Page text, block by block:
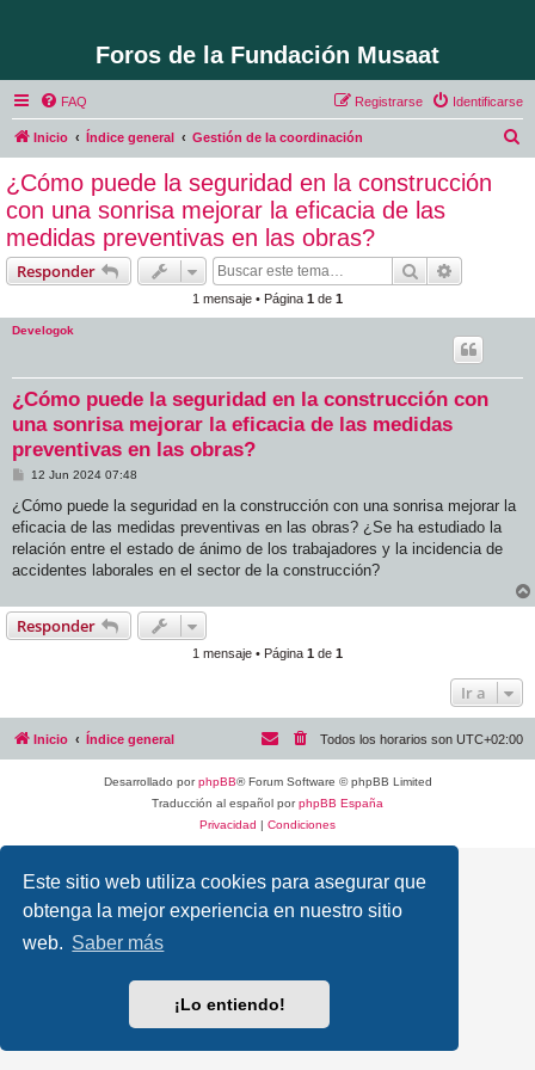
Este sitio web utiliza cookies para asegurar que
obtenga la mejor experiencia en nuestro sitio
web. Saber más
¡Lo entiendo!
Foros de la Fundación Musaat
FAQ Identificarse
Registrarse
Inicio Índice general Gestión de la coordinación
¿Cómo puede la seguridad en la construcción
con una sonrisa mejorar la eficacia de las
medidas preventivas en las obras?
Responder Buscar
1 mensaje • Página 1 de 1
Develogok
¿Cómo puede la seguridad en la construcción con
una sonrisa mejorar la eficacia de las medidas
preventivas en las obras?
M
n
a
j
12 Jun 2024 07:48
¿Cómo puede la seguridad en la construcción con una sonrisa mejorar la
eficacia de las medidas preventivas en las obras? ¿Se ha estudiado la
relación entre el estado de ánimo de los trabajadores y la incidencia de
accidentes laborales en el sector de la construcción?
Responder
1 mensaje • Página 1 de 1
Ir a
Inicio Índice general Todos los horarios son UTC+02:00
Desarrollado porphpBB® Forum Software © phpBB Limited
Traducción al español porphpBB España
Privacidad | Condiciones